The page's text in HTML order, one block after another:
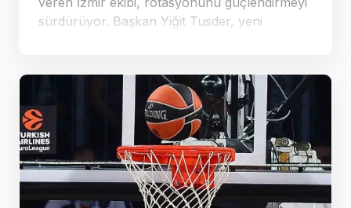
sürdürüyor. Başkan Yiğit Tusder, yeni